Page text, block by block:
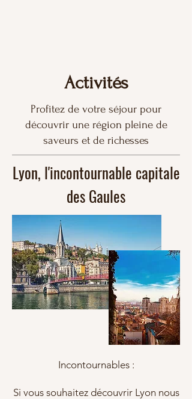
Activités
Profitez de votre séjour pour
découvrir une région pleine de
saveurs et de richesses
Lyon, l'incontournable capitale
des Gaules
Incontournables :
Si vous souhaitez découvrir Lyon nous